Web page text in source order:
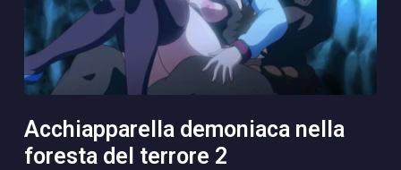
acchiapparella demoniaca nella
foresta del terrore 2